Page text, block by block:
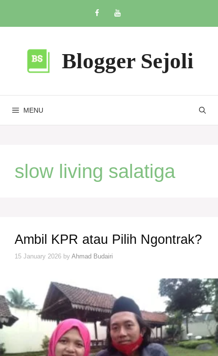
content
Blogger Sejoli
MENU
slow living salatiga
Ambil KPR atau Pilih Ngontrak?
15 January 2026 by Ahmad Budairi